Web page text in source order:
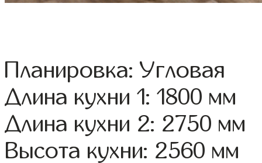
Планировка: Угловая
Длина кухни 1: 1800 мм
Длина кухни 2: 2750 мм
Высота кухни: 2560 мм